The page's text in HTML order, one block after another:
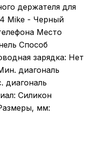
держателя для
Mike - Черный
Место
Способ
зарядка: Нет
диагональ
диагональ
Силикон
мм: